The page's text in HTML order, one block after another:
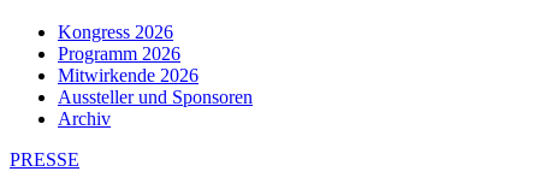
Kongress 2026
Programm 2026
Mitwirkende 2026
Aussteller und Sponsoren
Archiv
PRESSE